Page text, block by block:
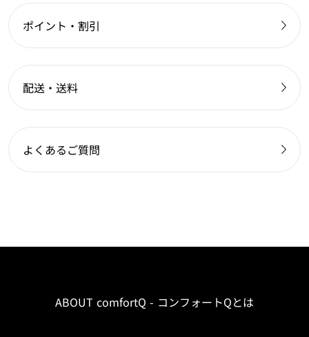
ポイント・割引
配送・送料
よくあるご質問
ABOUT comfortQ - コンフォートQとは